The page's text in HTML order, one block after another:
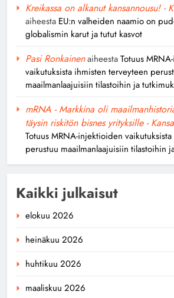
Kreikassa on alkanut kansannousu! -
aiheesta EU:n valheiden naamio on
globalismin karut ja tutut kasvot
Pasi RonkainenaiheestaTotuus
vaikutuksista ihmisten terveyteen
maailmanlaajuisiin tilastoihin ja
mRNA - Markkina oli
täysin riskitön bisnes yrityksille -
Totuus MRNA-injektioiden
perustuu maailmanlaajuisiin tilastoihin
Kaikki julkaisut
elokuu 2026
heinäkuu 2026
huhtikuu 2026
maaliskuu 2026